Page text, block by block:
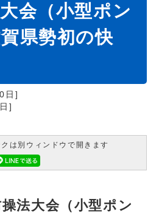
会（小型ポン
県勢初の快
日 ]
]
は別ウィンドウで開きます
法大会（小型ポン